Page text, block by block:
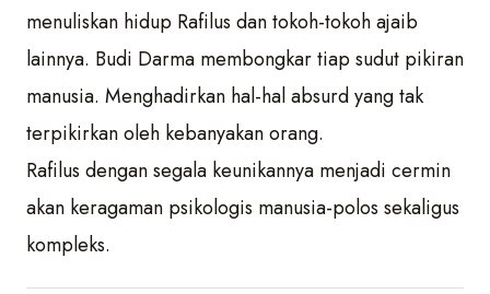
menuliskan hidup Rafilus dan tokoh-tokoh ajaib
lainnya. Budi Darma membongkar tiap sudut pikiran
manusia. Menghadirkan hal-hal absurd yang tak
terpikirkan oleh kebanyakan orang.
Rafilus dengan segala keunikannya menjadi cermin
akan keragaman psikologis manusia-polos sekaligus
kompleks.